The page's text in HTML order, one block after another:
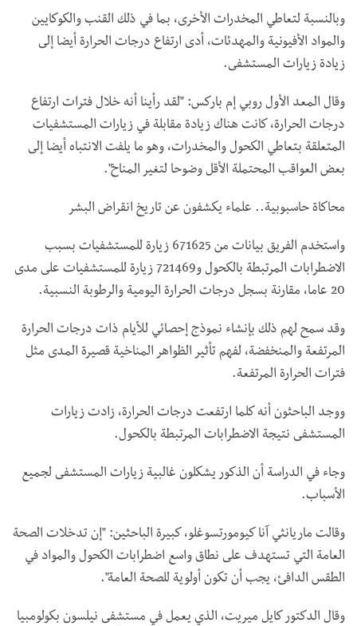
وبالنسبة لتعاطي المخدرات الأخرى، بما في ذلك القنب والكوكايين
والمواد الأفيونية والمهدئات، أدى ارتفاع درجات الحرارة أيضا إلى
زيادة زيارات المستشفى.
وقال المعد الأول روبي إم باركس: "لقد رأينا أنه خلال فترات ارتفاع
درجات الحرارة، كانت هناك زيادة مقابلة في زيارات المستشفيات
المتعلقة بتعاطي الكحول والمخدرات، وهو ما يلفت الانتباه أيضا إلى
بعض العواقب المحتملة الأقل وضوحا لتغير المناخ".
محاكاة حاسبوبية.. علماء يكشفون عن تاريخ انقراض البشر
واستخدم الفريق بيانات من 671625 زيارة للمستشفيات بسبب
الاضطرابات المرتبطة بالكحول و721469 زيارة للمستشفيات على مدى
20 عاما، مقارنة بسجل درجات الحرارة اليومية والرطوبة النسبية.
وقد سمح لهم ذلك بإنشاء نموذج إحصائي للأيام ذات درجات الحرارة
المرتفعة والمنخفضة، لفهم تأثير الظواهر المناخية قصيرة المدى مثل
فترات الحرارة المرتفعة.
ووجد الباحثون أنه كلما ارتفعت درجات الحرارة، زادت زيارات
المستشفى نتيجة الاضطرابات المرتبطة بالكحول.
وجاء في الدراسة أن الذكور يشكلون غالبية زيارات المستشفى لجميع
الأسباب.
وقالت ماريانثي آنا كيومورتسوغلو، كبيرة الباحثين: "إن تدخلات الصحة
العامة التي تستهدف على نطاق واسع اضطرابات الكحول والمواد في
الطقس الدافئ، يجب أن تكون أولوية للصحة العامة".
وقال الدكتور كايل ميريت، الذي يعمل في مستشفى نيلسون بكولومبيا